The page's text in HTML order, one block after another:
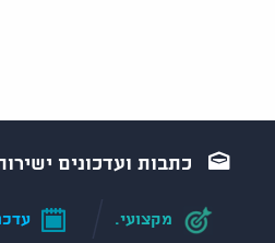
כתבות ועדכונים
מקצועי.